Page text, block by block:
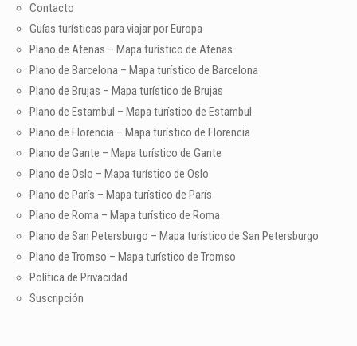
Contacto
Guías turísticas para viajar por Europa
Plano de Atenas – Mapa turístico de Atenas
Plano de Barcelona – Mapa turístico de Barcelona
Plano de Brujas – Mapa turístico de Brujas
Plano de Estambul – Mapa turístico de Estambul
Plano de Florencia – Mapa turístico de Florencia
Plano de Gante – Mapa turístico de Gante
Plano de Oslo – Mapa turístico de Oslo
Plano de París – Mapa turístico de París
Plano de Roma – Mapa turístico de Roma
Plano de San Petersburgo – Mapa turístico de San Petersburgo
Plano de Tromso – Mapa turístico de Tromso
Política de Privacidad
Suscripción